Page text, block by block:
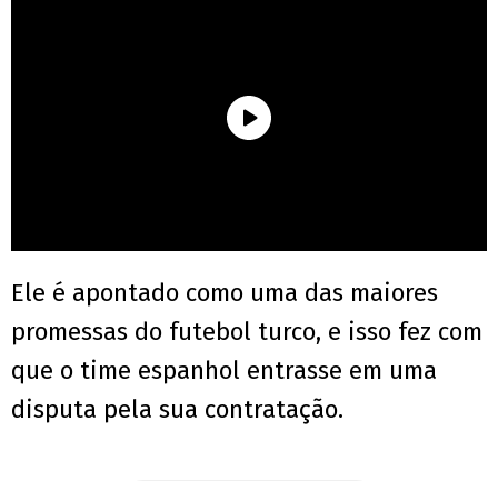
Ele é apontado como uma das maiores
promessas do futebol turco, e isso fez com
que o time espanhol entrasse em uma
disputa pela sua contratação.